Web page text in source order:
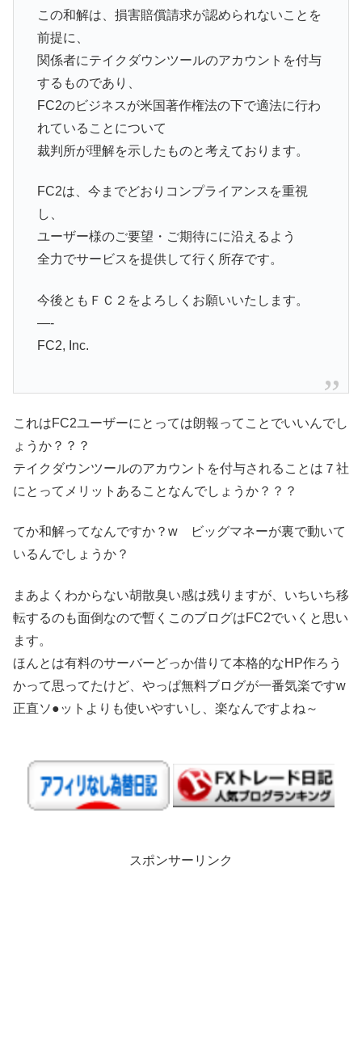
この和解は、損害賠償請求が認められないことを
前提に、
関係者にテイクダウンツールのアカウントを付与
するものであり、
FC2のビジネスが米国著作権法の下で適法に行わ
れていることについて
裁判所が理解を示したものと考えております。
FC2は、今までどおりコンプライアンスを重視
し、
ユーザー様のご要望・ご期待にに沿えるよう
全力でサービスを提供して行く所存です。
今後ともＦＣ２をよろしくお願いいたします。
—-
FC2, Inc.
これはFC2ユーザーにとっては朗報ってことでいいんでし
ょうか？？？
テイクダウンツールのアカウントを付与されることは７社
にとってメリットあることなんでしょうか？？？
てか和解ってなんですか？w ビッグマネーが裏で動いて
いるんでしょうか？
まあよくわからない胡散臭い感は残りますが、いちいち移
転するのも面倒なので暫くこのブログはFC2でいくと思い
ます。
ほんとは有料のサーバーどっか借りて本格的なHP作ろう
かって思ってたけど、やっぱ無料ブログが一番気楽ですw
正直ソ●ットよりも使いやすいし、楽なんですよね～
スポンサーリンク